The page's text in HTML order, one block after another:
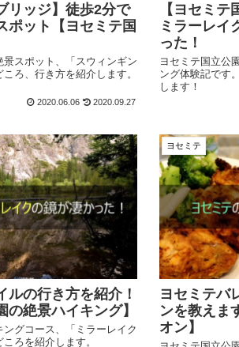
リッジ】徒歩2分で
ポット【ヨセミテ国
スポット、「スウィンギン
ろ、行き方を紹介します。
2020.06.06 2020.09.27
【ヨセミテ
ミラーレイ
った！
ヨセミテ国立公
ング体験記です
します！
ルの行き方を紹介！
の絶景ハイキング】
グコース、「ミラーレイク
ろを紹介します。
ヨセミテ
ヨセミテバ
ンを教えま
オン】